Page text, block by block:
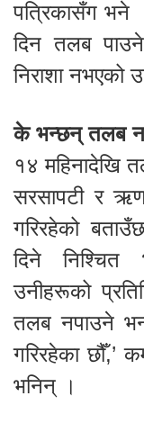
पत्रिकासँग भने
दिन तलब
निराशा नभएको
के भन्छन् तलब
१४ महिनादेखि
सरसापटी र
गरिरहेको
दिने निश्चित
उनीहरूको
तलब नपाउने
गरिरहेका छौँ,’
भनिन् ।